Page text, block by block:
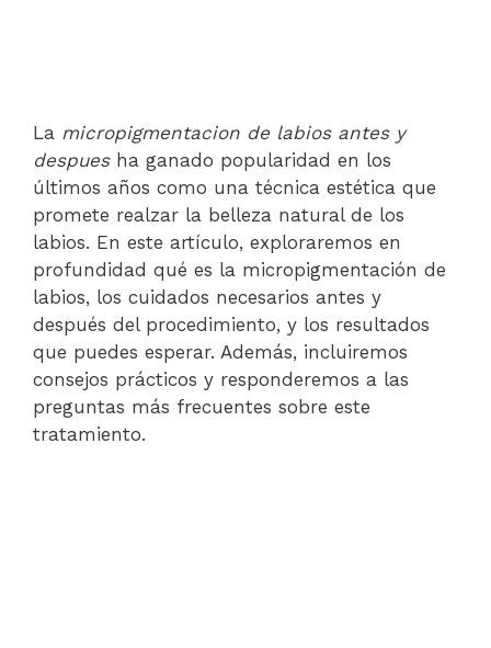
La micropigmentacion de labios antes y
despuesha ganado popularidad en los
últimos años como una técnica estética que
promete realzar la belleza natural de los
labios. En este artículo, exploraremos en
profundidad qué es la micropigmentación de
labios, los cuidados necesarios antes y
después del procedimiento, y los resultados
que puedes esperar. Además, incluiremos
consejos prácticos y responderemos a las
preguntas más frecuentes sobre este
tratamiento.